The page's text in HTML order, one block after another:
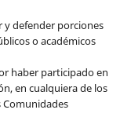
y defender porciones
o académicos
haber participado en
en cualquiera de los
Comunidades